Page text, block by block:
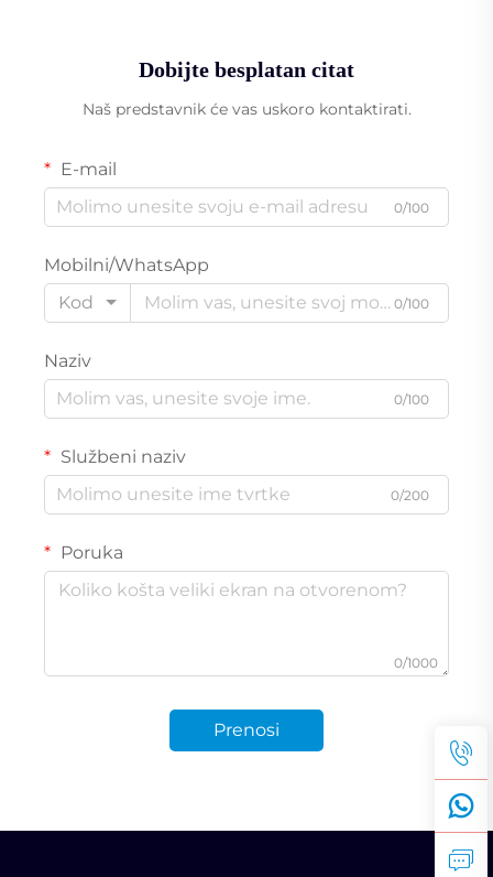
Dobijte besplatan citat
Naš predstavnik će vas uskoro kontaktirati.
E-mail
0/100
Mobilni/WhatsApp
Kod
0/100
Naziv
0/100
Službeni naziv
0/200
Poruka
0/1000
Prenosi